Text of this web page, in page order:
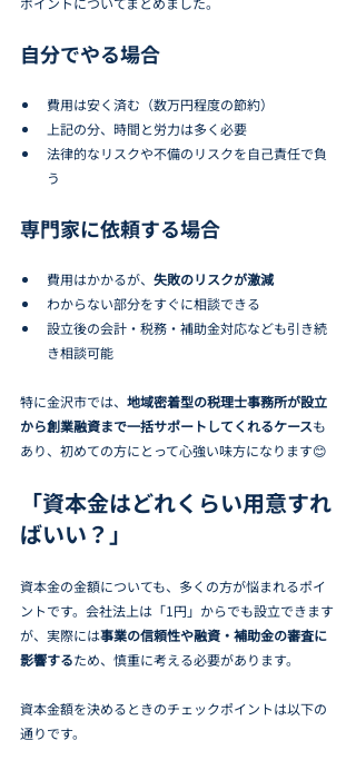
自分でやる場合
費用は安く済む（数万円程度の節約）
上記の分、時間と労力は多く必要
法律的なリスクや不備のリスクを自己責任で負
う
専門家に依頼する場合
費用はかかるが、 失敗のリスクが激減
わからない部分をすぐに相談できる
設立後の会計・税務・補助金対応なども引き続
き相談可能
特に金沢市では、 地域密着型の税理士事務所が設立
から創業融資まで一括サポートしてくれるケースも
あり、初めての方にとって心強い味方になります😊
「資本金はどれくらい用意すれ
ばいい？」
資本金の金額についても、多くの方が悩まれるポイ
ントです。会社法上は「1円」からでも設立できます
が、実際には事業の信頼性や融資・補助金の審査に
影響するため、慎重に考える必要があります。
資本金額を決めるときのチェックポイントは以下の
通りです。